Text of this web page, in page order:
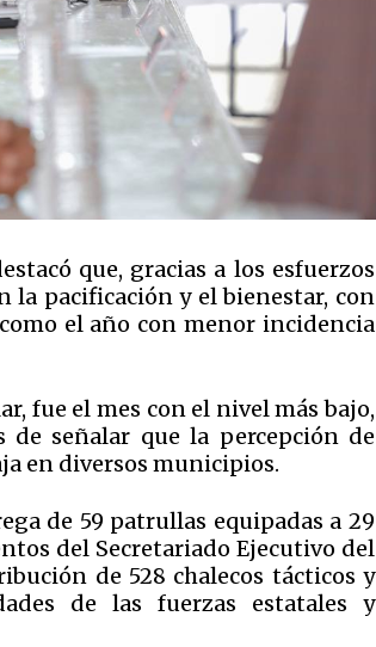
que, gracias a los esfuerzos
la pacificación y el bienestar, con
el año con menor incidencia
fue el mes con el nivel más bajo,
de señalar que la percepción de
en diversos municipios.
de 59 patrullas equipadas a 29
del Secretariado Ejecutivo del
de 528 chalecos tácticos y
de las fuerzas estatales y